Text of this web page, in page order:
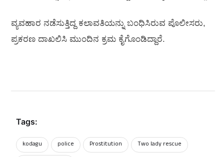
ವ್ಯವಹಾರ ನಡೆಸುತ್ತಿದ್ದ ಕಲಾವತಿಯನ್ನು ಬಂಧಿಸಿರುವ ಪೊಲೀಸರು,
ಪ್ರಕರಣ ದಾಖಲಿಸಿ ಮುಂದಿನ ಕ್ರಮ ಕೈಗೊಂಡಿದ್ದಾರೆ.
Tags:
kodagu police Prostitution
Two lady rescue